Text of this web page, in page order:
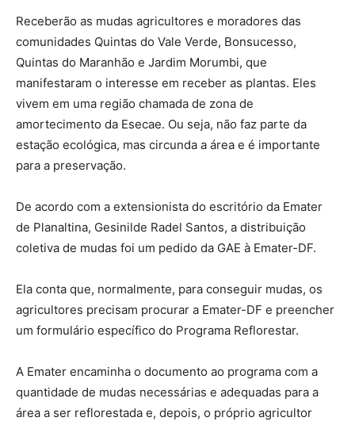
Receberão as mudas agricultores e moradores das
comunidades Quintas do Vale Verde, Bonsucesso,
Quintas do Maranhão e Jardim Morumbi, que
manifestaram o interesse em receber as plantas. Eles
vivem em uma região chamada de zona de
amortecimento da Esecae. Ou seja, não faz parte da
estação ecológica, mas circunda a área e é importante
para a preservação.
De acordo com a extensionista do escritório da Emater
de Planaltina, Gesinilde Radel Santos, a distribuição
coletiva de mudas foi um pedido da GAE à Emater-DF.
Ela conta que, normalmente, para conseguir mudas, os
agricultores precisam procurar a Emater-DF e preencher
um formulário específico do Programa Reflorestar.
A Emater encaminha o documento ao programa com a
quantidade de mudas necessárias e adequadas para a
área a ser reflorestada e, depois, o próprio agricultor